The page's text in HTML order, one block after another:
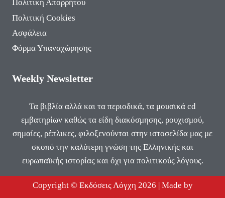
Πολιτική Απορρήτου
Πολιτική Cookies
Ασφάλεια
Φόρμα Υπαναχώρησης
Weekly Newsletter
Τα βιβλία αλλά και τα περιοδικά, τα μουσικά cd
εμβατηρίων καθώς τα είδη διακόσμησης, ρουχισμού,
σημαίες, ρέπλικες, φιλοξενούνται στην ιστοσελίδα μας με
σκοπό την καλύτερη γνώση της Ελληνικής και
ευρωπαϊκής ιστορίας και όχι για πολιτικούς λόγους.
Copyright © Εκδόσεις Λόγχη 2026 | Made by